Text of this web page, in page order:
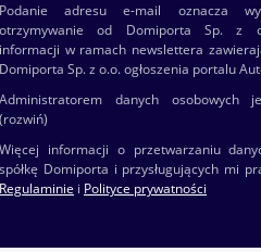
Podanie adresu e-mail oznacza
otrzymywanie od Domiporta Sp. z
informacji w ramach newslettera
Domiporta Sp. z o.o. ogłoszenia portalu
Administratorem danych osobowych
(rozwiń)
Więcej informacji o przetwarzaniu
spółkę Domiporta i przysługujących mi
Regulaminie i Polityce prywatności